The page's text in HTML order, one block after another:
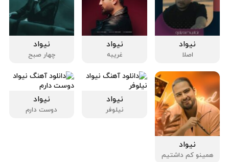
نیواد
اصلا
نیواد
غریبه
نیواد
چهار صبح
نیواد
همینو کم داشتیم
نیواد
نیلوفر
نیواد
دوست دارم